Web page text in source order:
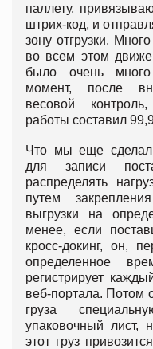
паллету,
штрих-код, и
зону отгрузки.
во всем этом
было очень
момент, после
весовой
работы составил
Что мы еще
для записи
распределять
путем
выгрузки на
менее, если
кросс-докинг, он,
определенное
регистрирует
веб-портала. Потом
груза
упаковочный лист,
этот груз